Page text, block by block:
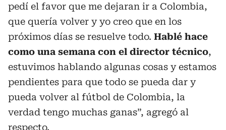
pedí el favor que me dejaran ir a Colombia,
que quería volver y yo creo que en los
próximos días se resuelve todo. Hablé hace
como una semana con el director técnico,
estuvimos hablando algunas cosas y estamos
pendientes para que todo se pueda dar y
pueda volver al fútbol de Colombia, la
verdad tengo muchas ganas”, agregó al
respecto.